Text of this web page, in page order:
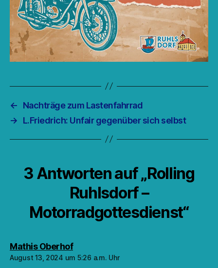
←
Nachträge zum Lastenfahrrad
→
L.Friedrich: Unfair gegenüber sich selbst
3 Antworten auf „Rolling
Ruhlsdorf –
Motorradgottesdienst“
Mathis Oberhofsagt:
August 13, 2024 um 5:26 a.m. Uhr